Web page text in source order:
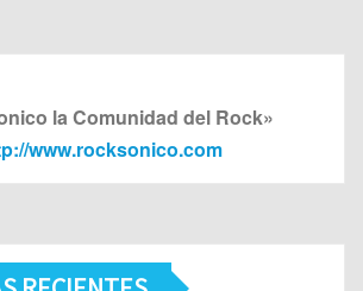
la Comunidad del Rock»
www.rocksonico.com